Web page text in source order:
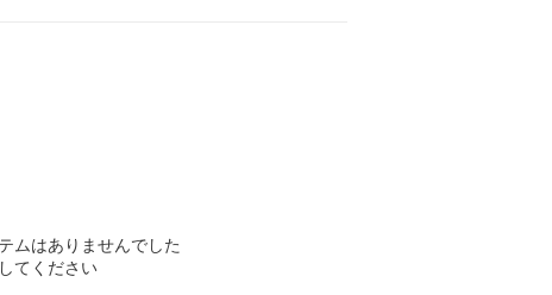
ムはありませんでした
てください